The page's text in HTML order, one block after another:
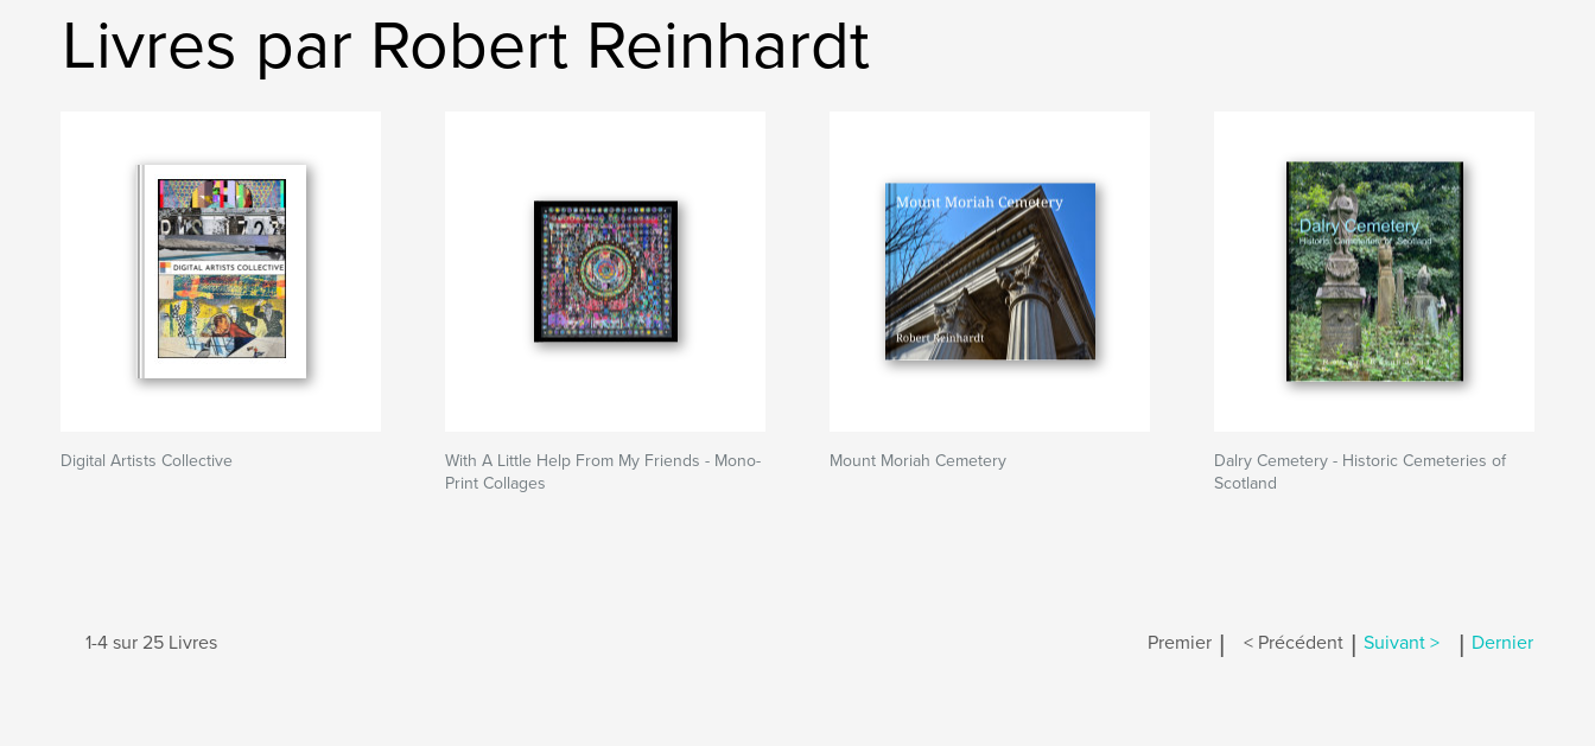
Livres par Robert Reinhardt
Digital Artists Collective
With A Little Help From My Friends - Mono-
Print Collages
Mount Moriah Cemetery
Dalry Cemetery - Historic Cemeteries of
Scotland
1-4 sur 25 Livres Premier | < Précédent | Suivant > | Dernier